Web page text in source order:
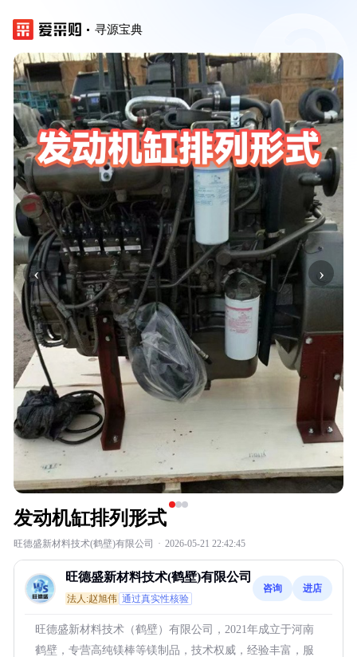
寻源宝典
‹ ›
发动机缸排列形式
旺德盛新材料技术(鹤壁)有限公司 · 2026-05-21 22:42:45
旺德盛新材料技术(鹤壁)有限公司
法人:赵旭伟 通过真实性核验
咨询 进店
旺德盛新材料技术（鹤壁）有限公司，2021年成立于河南
鹤壁，专营高纯镁棒等镁制品，技术权威，经验丰富，服